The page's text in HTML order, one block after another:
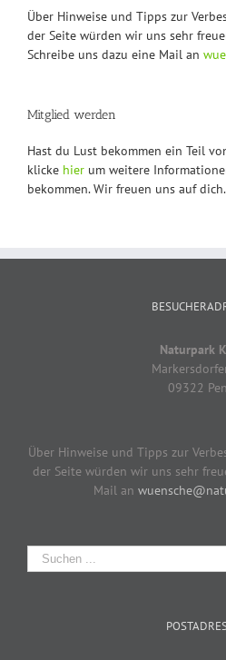
Über Hinweise und Tipps zur
der Seite würden wir uns sehr
Schreibe uns dazu eine Mail an
Mitglied werden
Hast du Lust bekommen ein Teil
klicke hier um weitere
bekommen. Wir freuen uns auf dich.
Naturpark
09322
Über Hinweise und Tipps zur
der Seite würden wir uns sehr
Mail an
Suche
nach: